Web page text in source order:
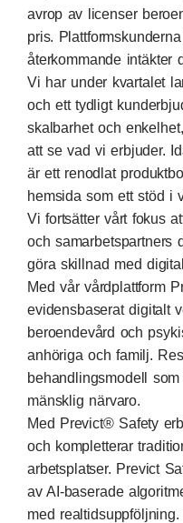
avrop av licenser
pris.
återkommande intäkter
Vi har under kvartalet
och ett tydligt
skalbarhet och
att se vad vi erbjuder.
är ett renodlat
hemsida som ett stöd i
Vi fortsätter vårt fokus
och samarbetspartners
göra skillnad med
Med vår vårdplattform
evidensbaserat digitalt
beroendevård och
anhöriga och familj.
behandlingsmodell
mänsklig närvaro.
Med Previct® Safety
och kompletterar
arbetsplatser. Previct
av AI-baserade
med